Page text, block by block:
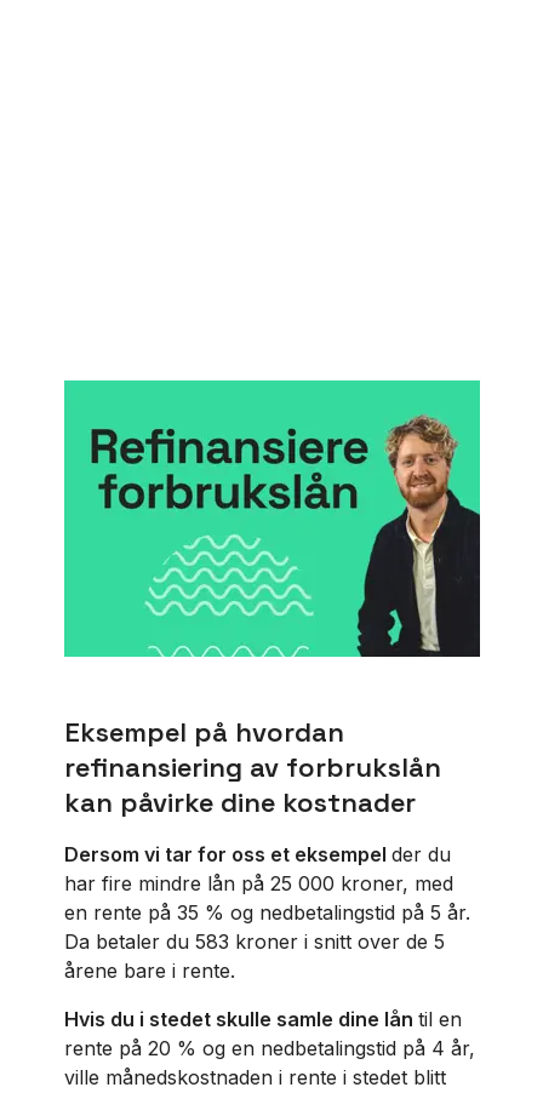
Eksempel på hvordan
refinansiering av forbrukslån
kan påvirke dine kostnader
Dersom vi tar for oss et eksempel der du
har fire mindre lån på 25 000 kroner, med
en rente på 35 % og nedbetalingstid på 5 år.
Da betaler du 583 kroner i snitt over de 5
årene bare i rente.
Hvis du i stedet skulle samle dine lån til en
rente på 20 % og en nedbetalingstid på 4 år,
ville månedskostnaden i rente i stedet blitt